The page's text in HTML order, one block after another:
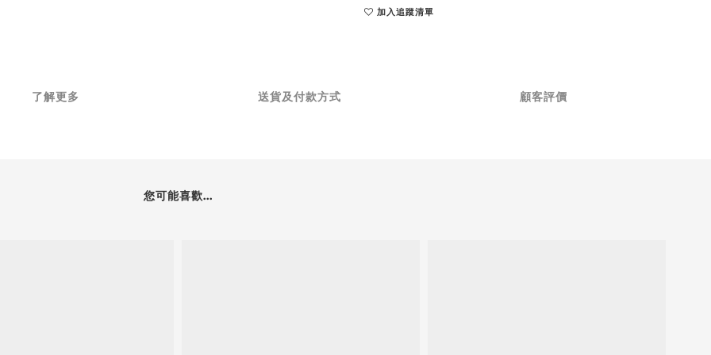
加入追蹤清單
了解更多 送貨及付款方式 顧客評價
您可能喜歡...